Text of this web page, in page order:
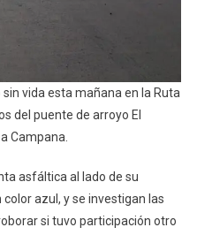
vida esta mañana en la Ruta
del puente de arroyo El
Campana.
asfáltica al lado de su
azul, y se investigan las
si tuvo participación otro